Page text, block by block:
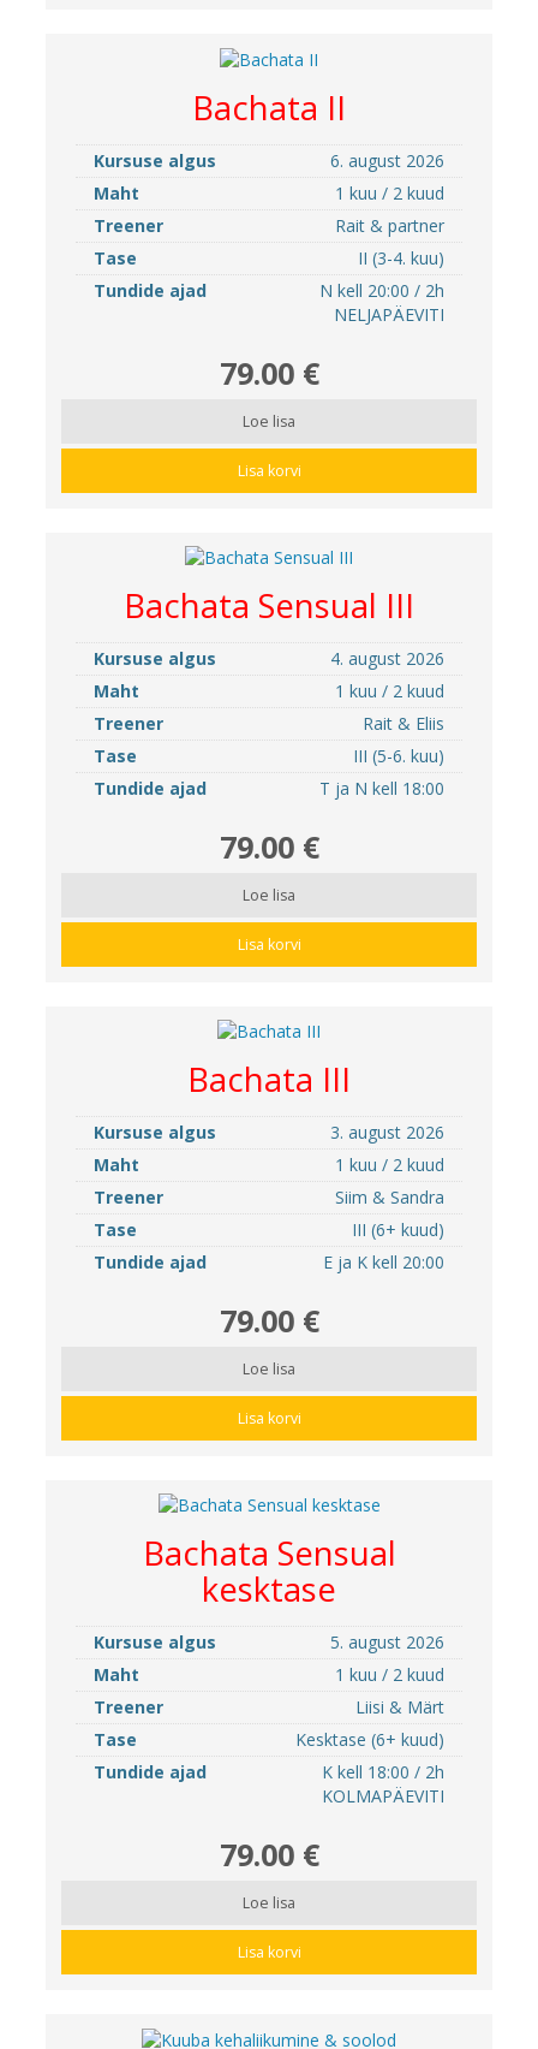
Bachata II
Kursuse algus
6. august 2026
Maht
1 kuu / 2 kuud
Treener
Rait & partner
Tase
II (3-4. kuu)
Tundide ajad
N kell 20:00 / 2h
NELJAPÄEVITI
79.00 €
Loe lisa
Lisa korvi
Bachata Sensual III
Kursuse algus
4. august 2026
Maht
1 kuu / 2 kuud
Treener
Rait & Eliis
Tase
III (5-6. kuu)
Tundide ajad
T ja N kell 18:00
79.00 €
Loe lisa
Lisa korvi
Bachata III
Kursuse algus
3. august 2026
Maht
1 kuu / 2 kuud
Treener
Siim & Sandra
Tase
III (6+ kuud)
Tundide ajad
E ja K kell 20:00
79.00 €
Loe lisa
Lisa korvi
Bachata Sensual
kesktase
Kursuse algus
5. august 2026
Maht
1 kuu / 2 kuud
Treener
Liisi & Märt
Tase
Kesktase (6+ kuud)
Tundide ajad
K kell 18:00 / 2h
KOLMAPÄEVITI
79.00 €
Loe lisa
Lisa korvi